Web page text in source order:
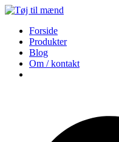
Forside
Produkter
Blog
Om / kontakt